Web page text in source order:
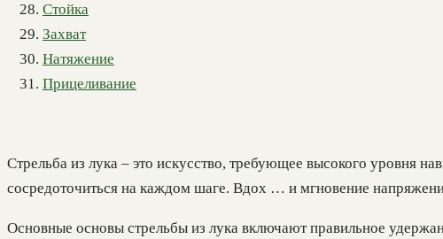
Стойка
Захват
Натяжение
Прицеливание
Стрельба из лука – это искусство, требующее высокого уровня
сосредоточиться на каждом шаге. Вдох … и мгновение
Основные основы стрельбы из лука включают правильное